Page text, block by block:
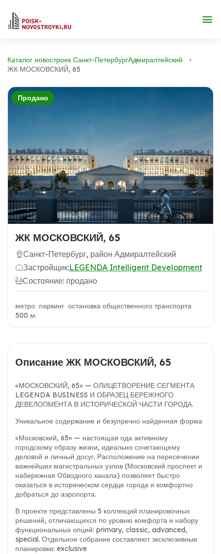
Каталог новостроек Санкт-ПетербургАдмиралтейский
ЖК МОСКОВСКИЙ, 65
Продано
ЖК МОСКОВСКИЙ, 65
Санкт-Петербург, район Адмиралтейский
Застройщик:LEGENDA Intelligent Development
Состояние: продано
метро паркинг остановка общественного транспорта
500 м.
Описание ЖК МОСКОВСКИЙ, 65
«МОСКОВСКИЙ, 65» — ОЛИЦЕТВОРЕНИЕ СЕГМЕНТА
LEGENDA BUSINESS И ОБРАЗЕЦ БЕРЕЖНОГО
ДЕВЕЛОПМЕНТА В ИСТОРИЧЕСКОЙ ЧАСТИ ГОРОДА.
Уникальное содержание и безупречно найденная форма
«Московский, 65» — настоящая ода активному
городскому образу жизни, идеально сочетающему
деловой и личный досуг. Расположение на пересечении
важнейших магистральных узлов (Московский проспект и
набережная Обводного канала) позволяет быстро
оказаться в историческом сердце города и комфортно
добраться до аэропорта.
В проекте представлены 5 коллекций планировочных
решений, отличающихся по уровню комфорта и набору
функциональных опций: primary, classic, advanced,
special. Отдельное собрание составляют эксклюзивные
планировки: exclusive